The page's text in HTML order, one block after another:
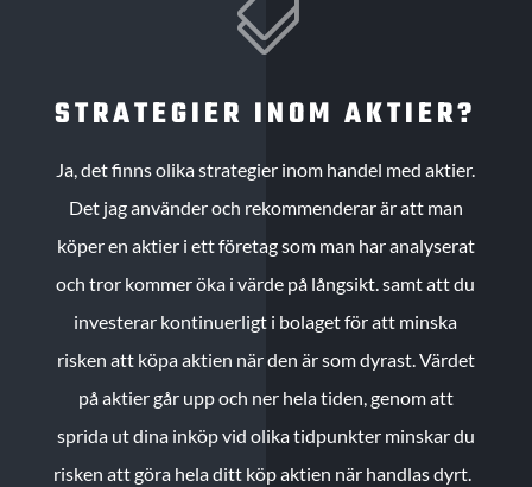

STRATEGIER INOM AKTIER?
Ja, det finns olika strategier inom handel med aktier.
Det jag använder och rekommenderar är att man
köper en aktier i ett företag som man har analyserat
och tror kommer öka i värde på långsikt. samt att du
investerar kontinuerligt i bolaget för att minska
risken att köpa aktien när den är som dyrast. Värdet
på aktier går upp och ner hela tiden, genom att
sprida ut dina inköp vid olika tidpunkter minskar du
risken att göra hela ditt köp aktien när handlas dyrt.